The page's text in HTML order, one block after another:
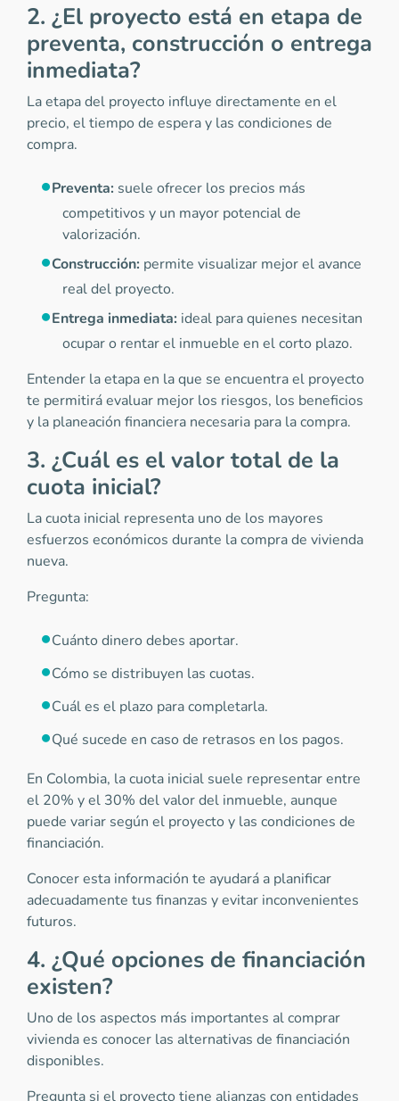
2. ¿El proyecto está en etapa de
preventa, construcción o entrega
inmediata?
La etapa del proyecto influye directamente en el
precio, el tiempo de espera y las condiciones de
compra.
Preventa: suele ofrecer los precios más
competitivos y un mayor potencial de
valorización.
Construcción: permite visualizar mejor el avance
real del proyecto.
Entrega inmediata: ideal para quienes necesitan
ocupar o rentar el inmueble en el corto plazo.
Entender la etapa en la que se encuentra el proyecto
te permitirá evaluar mejor los riesgos, los beneficios
y la planeación financiera necesaria para la compra.
3. ¿Cuál es el valor total de la
cuota inicial?
La cuota inicial representa uno de los mayores
esfuerzos económicos durante la compra de vivienda
nueva.
Pregunta:
Cuánto dinero debes aportar.
Cómo se distribuyen las cuotas.
Cuál es el plazo para completarla.
Qué sucede en caso de retrasos en los pagos.
En Colombia, la cuota inicial suele representar entre
el 20% y el 30% del valor del inmueble, aunque
puede variar según el proyecto y las condiciones de
financiación.
Conocer esta información te ayudará a planificar
adecuadamente tus finanzas y evitar inconvenientes
futuros.
4. ¿Qué opciones de financiación
existen?
Uno de los aspectos más importantes al comprar
vivienda es conocer las alternativas de financiación
disponibles.
Pregunta si el proyecto tiene alianzas con entidades